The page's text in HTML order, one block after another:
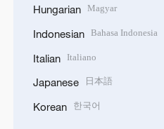
Hungarian Magyar
Indonesian Bahasa Indonesia
Italian Italiano
Japanese 日本語
Korean 한국어